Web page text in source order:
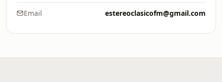
Email estereoclasicofm@gmail.com